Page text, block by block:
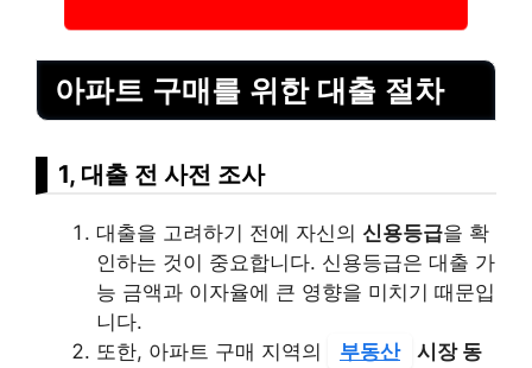
아파트 구매를 위한 대출 절차
1, 대출 전 사전 조사
대출을 고려하기 전에 자신의 신용등급을 확
인하는 것이 중요합니다. 신용등급은 대출 가
능 금액과 이자율에 큰 영향을 미치기 때문입
니다.
또한, 아파트 구매 지역의
부동산
시장 동